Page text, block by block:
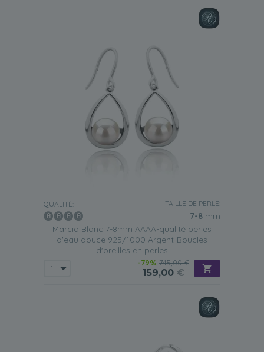
QUALITÉ: TAILLE DE PERLE:
7-8 mm
Marcia Blanc 7-8mm AAAA-qualité perles
d'eau douce 925/1000 Argent-Boucles
d'oreilles en perles
-79% 745,00 €
159,00 €